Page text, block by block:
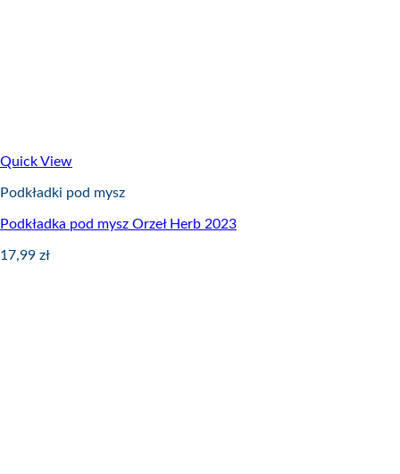
Quick View
Podkładki pod mysz
Podkładka pod mysz Orzeł Herb 2023
17,99 zł